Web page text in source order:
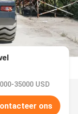
35000 USD
ons